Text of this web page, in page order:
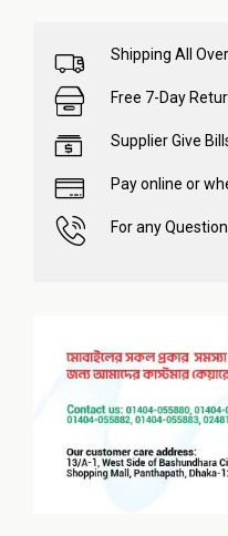
Shipping All
Free 7-Day
Supplier Give
Pay online or
For any